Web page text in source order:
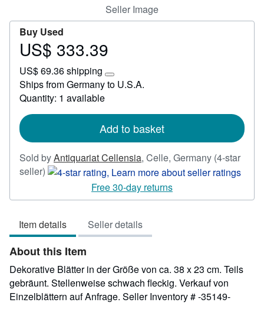
Seller Image
Buy Used
Price
333.39
US$ 333.39
US$ 69.36 shipping
Learn
more
rates
Ships from Germany to U.S.A.
Quantity: 1 available
Add to basket
Sold byAntiquariat Cellensia, Celle, Germany (4-star
seller) Seller
4
of
5
stars
Free 30-day returns
Item details Seller details
About this Item
Dekorative Blätter in der Größe von ca. 38 x 23 cm. Teils
gebräunt. Stellenweise schwach fleckig. Verkauf von
Einzelblättern auf Anfrage. Seller Inventory # -35149-